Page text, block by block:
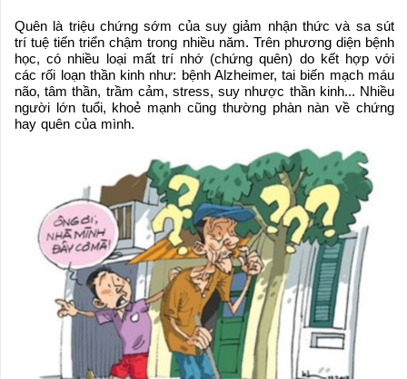
Quên là triệu chứng sớm của suy giảm nhận thức và sa sút
trí tuệ tiến triển chậm trong nhiều năm. Trên phương diện bệnh
học, có nhiều loại mất trí nhớ (chứng quên) do kết hợp với
các rối loạn thần kinh như: bệnh Alzheimer, tai biến mạch máu
não, tâm thần, trầm cảm, stress, suy nhược thần kinh... Nhiều
người lớn tuổi, khoẻ mạnh cũng thường phàn nàn về chứng
hay quên của mình.